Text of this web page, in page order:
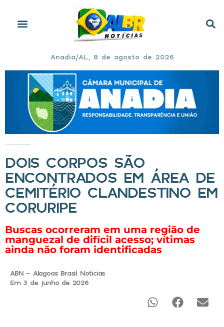
Anadia/AL, 8 de agosto de 2026
DOIS CORPOS SÃO
ENCONTRADOS EM ÁREA DE
CEMITÉRIO CLANDESTINO EM
CORURIPE
Buscas ocorreram em uma região de
manguezal de difícil acesso; vítimas
ainda não foram identificadas
ABN - Alagoas Brasil Noticias
Em 3 de junho de 2026